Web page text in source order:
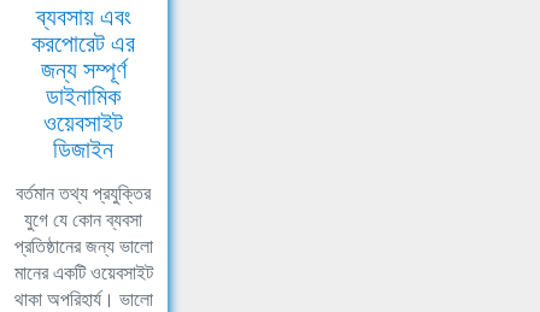
ব্যবসায় এবং
করপোরেট এর
জন্য সম্পূর্ণ
ডাইনামিক
ওয়েবসাইট
ডিজাইন
বর্তমান তথ্য প্রযুক্তির
যুগে যে কোন ব্যবসা
প্রতিষ্ঠানের জন্য ভালো
মানের একটি ওয়েবসাইট
থাকা অপরিহার্য। ভালো